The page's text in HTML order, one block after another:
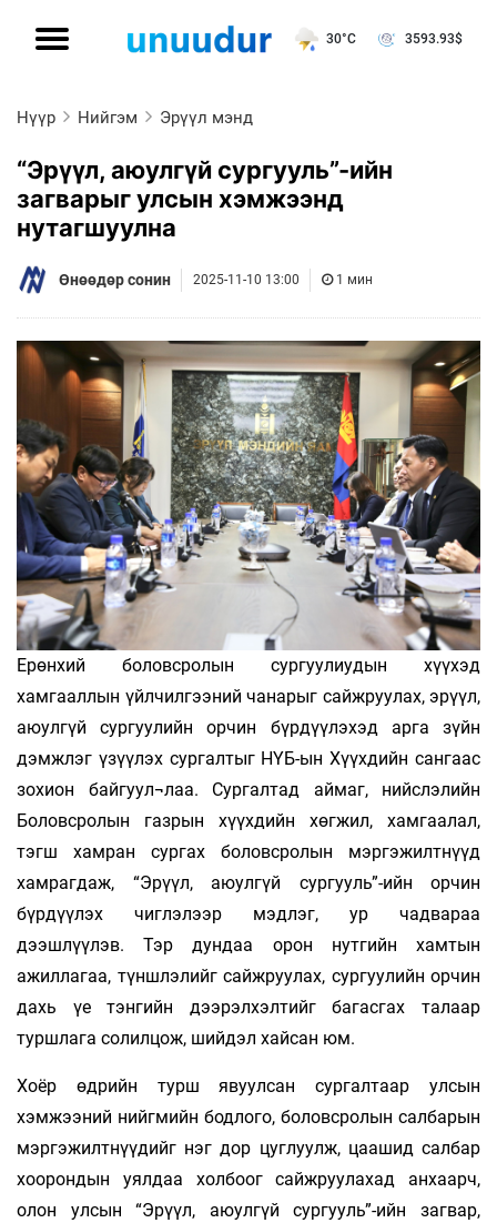
30°C 3593.93$
Нүүр Нийгэм Эрүүл мэнд
“Эрүүл, аюулгүй сургууль”-ийн
загварыг улсын хэмжээнд
нутагшуулна
Өнөөдөр сонин 2025-11-10 13:00 1 мин
Ерөнхий боловсролын сургуулиудын хүүхэд
хамгааллын үйлчилгээний чанарыг сайжруулах, эрүүл,
аюулгүй сургуулийн орчин бүрдүүлэхэд арга зүйн
дэмжлэг үзүүлэх сургалтыг НҮБ-ын Хүүхдийн сангаас
зохион байгуул¬лаа. Сургалтад аймаг, нийслэлийн
Боловсролын газрын хүүхдийн хөгжил, хамгаалал,
тэгш хамран сургах боловсролын мэргэжилтнүүд
хамрагдаж, “Эрүүл, аюулгүй сургууль”-ийн орчин
бүрдүүлэх чиглэлээр мэдлэг, ур чадвараа
дээшлүүлэв. Тэр дундаа орон нутгийн хамтын
ажиллагаа, түншлэлийг сайжруулах, сургуулийн орчин
дахь үе тэнгийн дээрэлхэлтийг багасгах талаар
туршлага солилцож, шийдэл хайсан юм.
Хоёр өдрийн турш явуулсан сургалтаар улсын
хэмжээний нийгмийн бодлого, боловсролын салбарын
мэргэжилтнүүдийг нэг дор цуглуулж, цаашид салбар
хоорондын уялдаа холбоог сайжруулахад анхаарч,
олон улсын “Эрүүл, аюулгүй сургууль”-ийн загвар,